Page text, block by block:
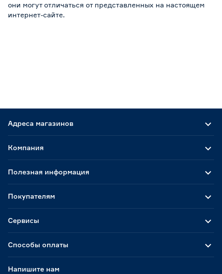
они могут отличаться от представленных на настоящем
интернет-сайте.
Адреса магазинов
Способы оплаты
Компания
Полезная информация
Покупателям
Сервисы
Напишите нам